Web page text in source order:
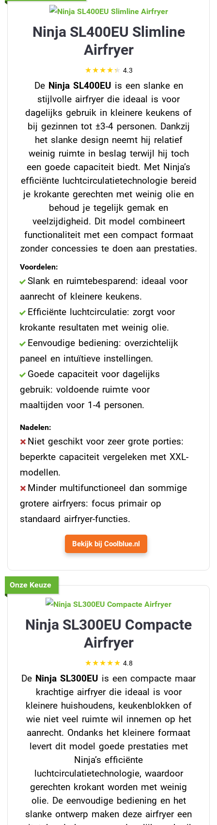
Ninja SL400EU Slimline
Airfryer
4.3
De Ninja SL400EU is een slanke en
stijlvolle airfryer die ideaal is voor
dagelijks gebruik in kleinere keukens of
bij gezinnen tot ±3-4 personen. Dankzij
het slanke design neemt hij relatief
weinig ruimte in beslag terwijl hij toch
een goede capaciteit biedt. Met Ninja’s
efficiënte luchtcirculatietechnologie bereid
je krokante gerechten met weinig olie en
behoud je tegelijk gemak en
veelzijdigheid. Dit model combineert
functionaliteit met een compact formaat
zonder concessies te doen aan prestaties.
Voordelen:
Slank en ruimtebesparend: ideaal voor
aanrecht of kleinere keukens.
Efficiënte luchtcirculatie: zorgt voor
krokante resultaten met weinig olie.
Eenvoudige bediening: overzichtelijk
paneel en intuïtieve instellingen.
Goede capaciteit voor dagelijks
gebruik: voldoende ruimte voor
maaltijden voor 1-4 personen.
Nadelen:
Niet geschikt voor zeer grote porties:
beperkte capaciteit vergeleken met XXL-
modellen.
Minder multifunctioneel dan sommige
grotere airfryers: focus primair op
standaard airfryer-functies.
Bekijk bij Coolblue.nl
Onze Keuze
Ninja SL300EU Compacte
Airfryer
4.8
De Ninja SL300EU is een compacte maar
krachtige airfryer die ideaal is voor
kleinere huishoudens, keukenblokken of
wie niet veel ruimte wil innemen op het
aanrecht. Ondanks het kleinere formaat
levert dit model goede prestaties met
Ninja’s efficiënte
luchtcirculatietechnologie, waardoor
gerechten krokant worden met weinig
olie. De eenvoudige bediening en het
slanke ontwerp maken deze airfryer een